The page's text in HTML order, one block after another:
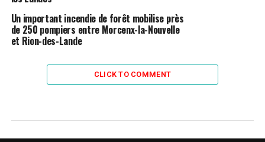
Un important incendie de forêt mobilise près
de 250 pompiers entre Morcenx-la-Nouvelle
et Rion-des-Lande
CLICK TO COMMENT